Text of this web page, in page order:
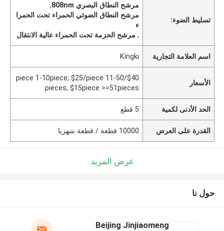
تسليط الضوء:
مرشح النطاق البصري 808nm
,
مرشح النطاق الضوئي الحمراء تحت الحمرا
ء
, مرشح الحزمة تحت الحمراء عالية الانتقال
اسم العلامة التجارية Kingki
الأسعار
$40/piece 1-10piece; $25/piece 11-50
pieces; $15piece >=51pieces
الحد الأدنى لكمية 5 قطع
القدرة على العرض 10000 قطعة / قطعة شهريا
عرض المزيد
حول نا
Beijing Jinjiaomeng